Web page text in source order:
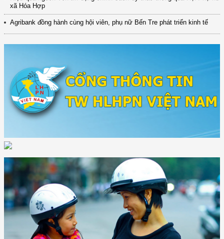
xã Hóa Hợp
Agribank đồng hành cùng hội viên, phụ nữ Bến Tre phát triển kinh tế